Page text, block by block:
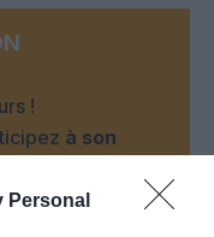
Personal
!
à son